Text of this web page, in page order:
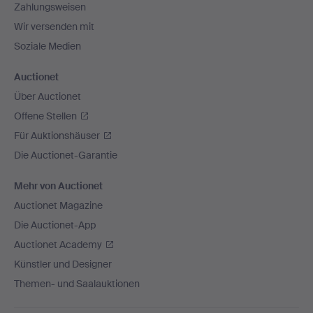
Zahlungsweisen
Wir versenden mit
Soziale Medien
Auctionet
Über Auctionet
Offene Stellen
Für Auktionshäuser
Die Auctionet-Garantie
Mehr von Auctionet
Auctionet Magazine
Die Auctionet-App
Auctionet Academy
Künstler und Designer
Themen- und Saalauktionen